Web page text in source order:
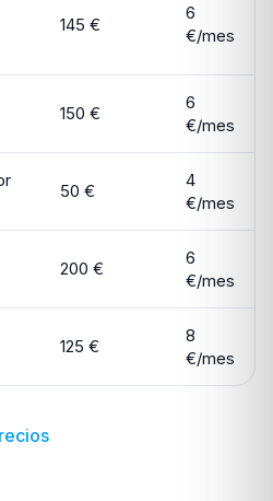
145 €
6
€/mes
150 €
6
€/mes
50 €
4
€/mes
200 €
6
€/mes
125 €
8
€/mes